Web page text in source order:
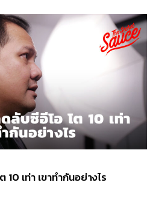
10 เท่า เขาทำกันอย่างไร